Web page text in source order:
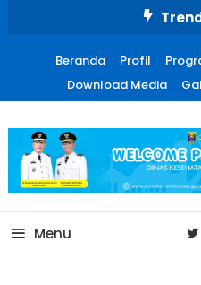
Beranda Profil
Download Media
Promosi
Menu